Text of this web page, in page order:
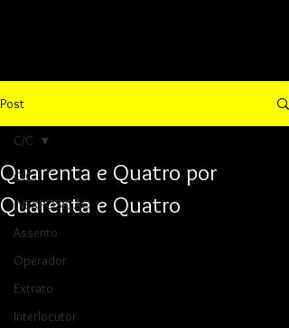
Post
C/C
INEXPOSIÇÃO
Assento
Operador
Extrato
Interlocutor
C/C
Quarenta e Quatro por
Quarenta e Quatro